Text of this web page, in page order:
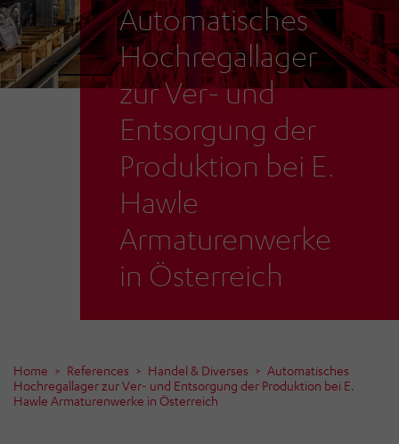
Automatisches
Hochregallager
zur Ver- und
Entsorgung der
Produktion bei E.
Hawle
Armaturenwerke
in Österreich
Home References Handel & Diverses
Automatisches
Hochregallager zur Ver- und Entsorgung der Produktion bei E.
Hawle Armaturenwerke in Österreich